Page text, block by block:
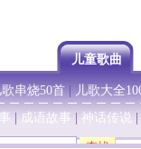
儿童歌曲
串烧50首|儿歌大全
成语故事 神话传说|